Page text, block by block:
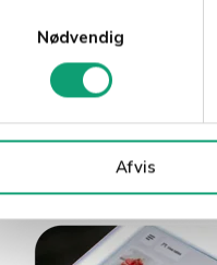
Nødvendig
Afvis